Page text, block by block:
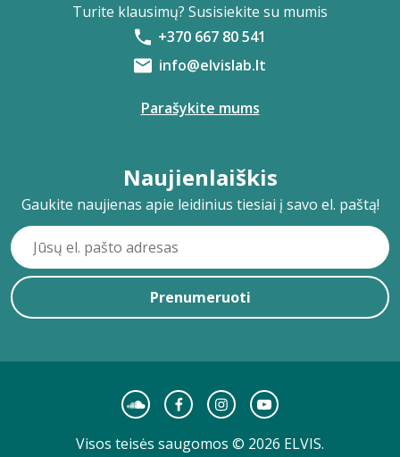
Turite klausimų? Susisiekite su mumis
+370 667 80 541
info@elvislab.lt
Parašykite mums
Naujienlaiškis
Gaukite naujienas apie leidinius tiesiai į savo el. paštą!
Prenumeruoti
Visos teisės saugomos © 2026 ELVIS.